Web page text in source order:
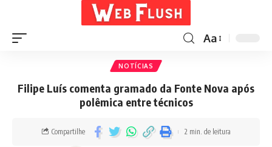
Aa
NOTÍCIAS
Filipe Luís comenta gramado da Fonte Nova após
polêmica entre técnicos
Compartilhe 2 min. de leitura